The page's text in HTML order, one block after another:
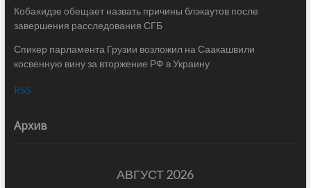
Кобахидзе обещает назвать причины блэкаутов после
завершения расследования СГБ
Спикер парламента Грузии возложил на Саакашвили
косвенную вину за вторжение РФ в Украину
RSS
Архив
АВГУСТ 2026